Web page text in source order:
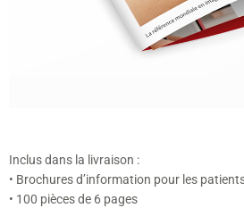
Inclus dans la livraison :
• Brochures d’information pour les
• 100 pièces de 6 pages